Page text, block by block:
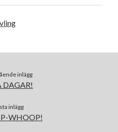
inlägg
DAGAR!
inlägg
WHOOP!